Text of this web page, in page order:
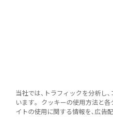
当社では、トラフィックを分析し
います。 クッキーの使用方法と各
イトの使用に関する情報を、広告